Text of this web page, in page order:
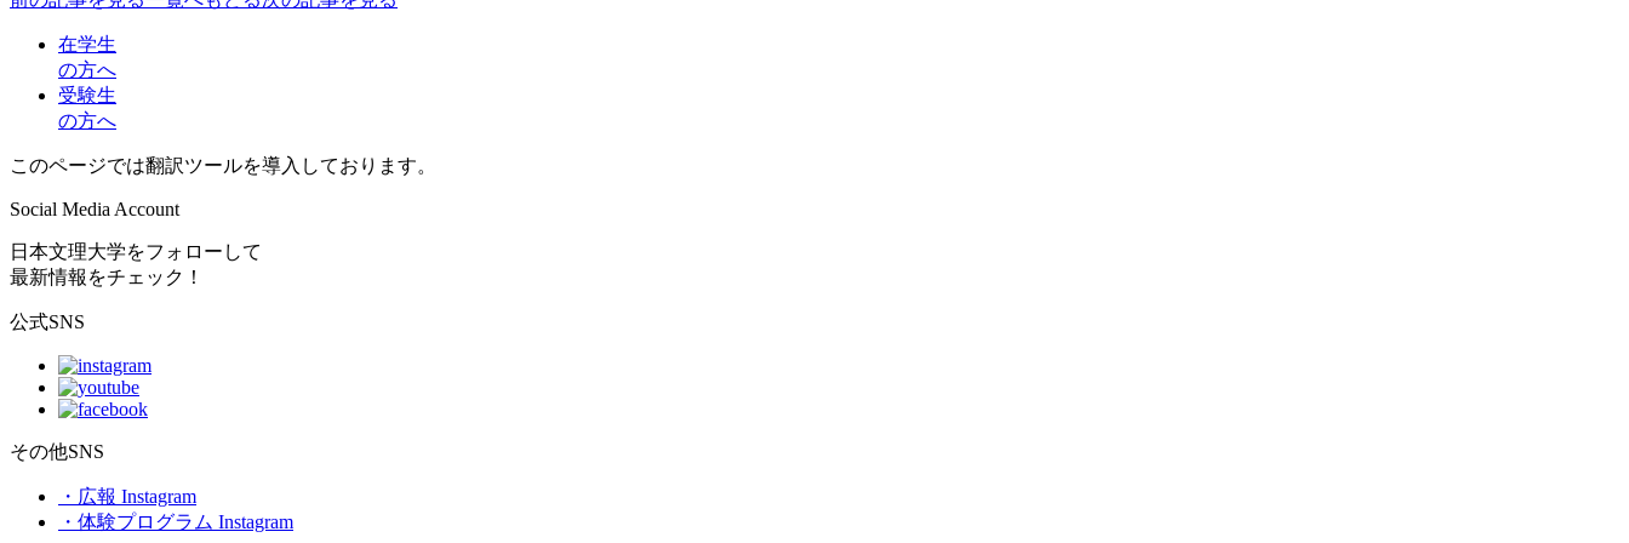
在学生
の方へ
受験生
の方へ
このページでは翻訳ツールを導入しております。
Social Media Account
日本文理大学をフォローして
最新情報をチェック！
公式SNS
その他SNS
・広報 Instagram
・体験プログラム Instagram